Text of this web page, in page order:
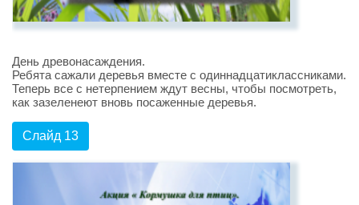
День древонасаждения.
Ребята сажали деревья вместе с одиннадцатиклассниками.
Теперь все с нетерпением ждут весны, чтобы посмотреть,
как зазеленеют вновь посаженные деревья.
Слайд 13